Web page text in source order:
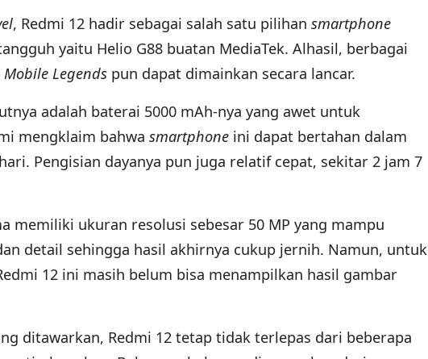
, Redmi 12 hadir sebagai salah satu pilihan smartphone
yaitu Helio G88 buatan MediaTek. Alhasil, berbagai
Mobile Legends pun dapat dimainkan secara lancar.
adalah baterai 5000 mAh-nya yang awet untuk
mengklaim bahwa smartphone ini dapat bertahan dalam
Pengisian dayanya pun juga relatif cepat, sekitar 2 jam 7
memiliki ukuran resolusi sebesar 50 MP yang mampu
detail sehingga hasil akhirnya cukup jernih. Namun, untuk
12 ini masih belum bisa menampilkan hasil gambar
ditawarkan, Redmi 12 tetap tidak terlepas dari beberapa